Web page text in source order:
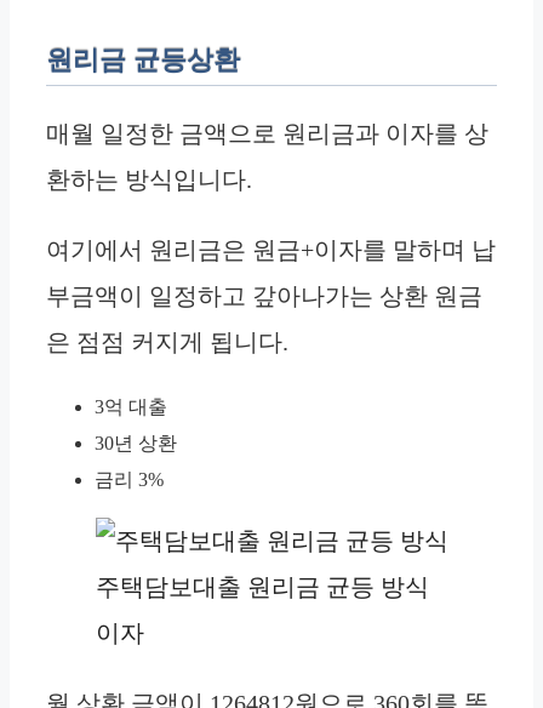
원리금 균등상환
매월 일정한 금액으로 원리금과 이자를 상
환하는 방식입니다.
여기에서 원리금은 원금+이자를 말하며 납
부금액이 일정하고 갚아나가는 상환 원금
은 점점 커지게 됩니다.
3억 대출
30년 상환
금리 3%
주택담보대출 원리금 균등 방식
이자